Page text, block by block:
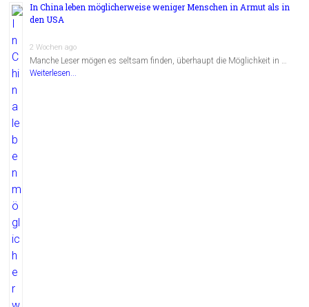
In China leben möglicherweise weniger Menschen in Armut als in
den USA
2 Wochen ago
Manche Leser mögen es seltsam finden, überhaupt die Möglichkeit in …
Weiterlesen...